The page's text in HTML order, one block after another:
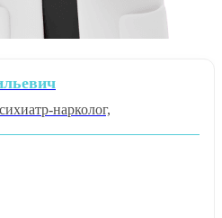
нарколог,